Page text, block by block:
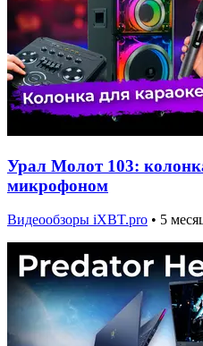
Урал Молот 103:
микрофоном
Видеообзоры iXBT.pro • 5